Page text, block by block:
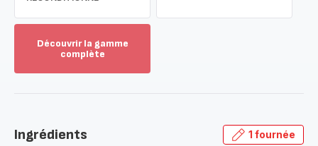
Découvrir la gamme
complète
gamme
Ingrédients 1 fournée